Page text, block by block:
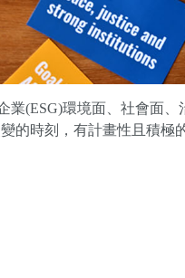
業(ESG)環境面、社會面
的時刻，有計畫性且積極